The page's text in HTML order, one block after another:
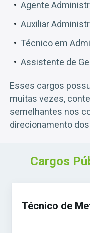
Agente
Auxiliar
Técnico em
Assistente de
Esses cargos
muitas vezes,
semelhantes nos
direcionamento
Cargos
Técnico de